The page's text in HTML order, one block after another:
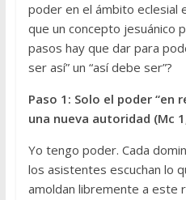
poder en el ámbito eclesial
que un concepto jesuánico
pasos hay que dar para
ser así” un “así debe ser”?
Paso 1: Solo el poder “en
una nueva autoridad (Mc
Yo tengo poder. Cada
los asistentes escuchan lo
amoldan libremente a este